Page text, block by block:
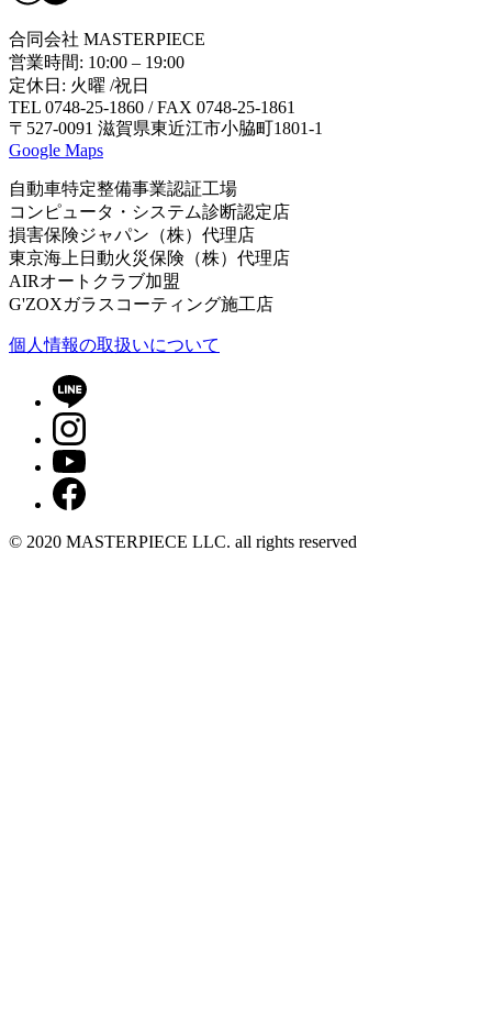
合同会社 MASTERPIECE
営業時間: 10:00 – 19:00
定休日: 火曜 /祝日
TEL 0748-25-1860 / FAX 0748-25-1861
〒527-0091 滋賀県東近江市小脇町1801-1
Google Maps
自動車特定整備事業認証工場
コンピュータ・システム診断認定店
損害保険ジャパン（株）代理店
東京海上日動火災保険（株）代理店
AIRオートクラブ加盟
G'ZOXガラスコーティング施工店
個⼈情報の取扱いについて
© 2020 MASTERPIECE LLC. all rights reserved